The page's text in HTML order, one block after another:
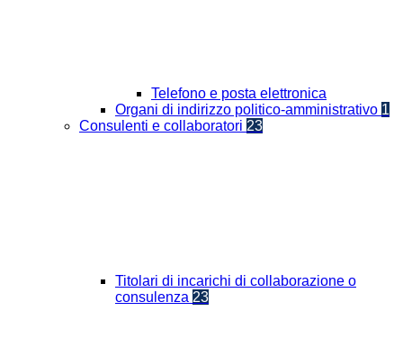
Telefono e posta elettronica
Organi di indirizzo politico-amministrativo 1
Consulenti e collaboratori 23
Titolari di incarichi di collaborazione o
consulenza 23